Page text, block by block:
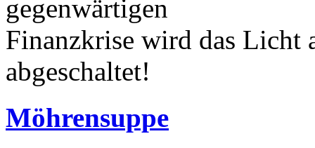
gegenwärtigen
Finanzkrise wird das Licht
abgeschaltet!
Möhrensuppe